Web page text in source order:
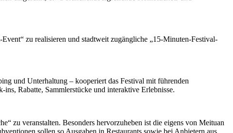
zu realisieren und stadtweit zugängliche „15-Minuten-Festival-
und Unterhaltung – kooperiert das Festival mit führenden
Rabatte, Sammlerstücke und interaktive Erlebnisse.
zu veranstalten. Besonders hervorzuheben ist die eigens von Meituan
sollen so Ausgaben in Restaurants sowie bei Anbietern aus